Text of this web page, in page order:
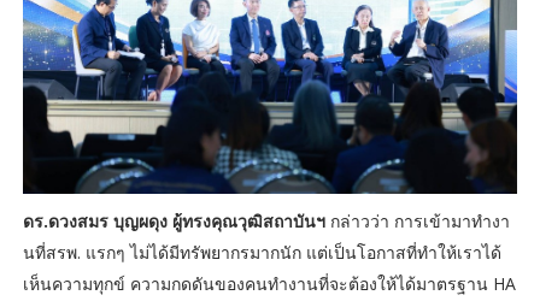
ดร.ดวงสมร บุญผดุง ผู้ทรงคุณวุฒิสถาบันฯกล่าวว่า การเข้ามาทำงา
นที่สรพ. แรกๆ ไม่ได้มีทรัพยากรมากนัก แต่เป็นโอกาสที่ทำให้เราได้
เห็นความทุกข์ ความกดดันของคนทำงานที่จะต้องให้ได้มาตรฐาน HA